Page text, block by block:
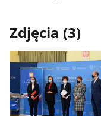
Zdjęcia (3)